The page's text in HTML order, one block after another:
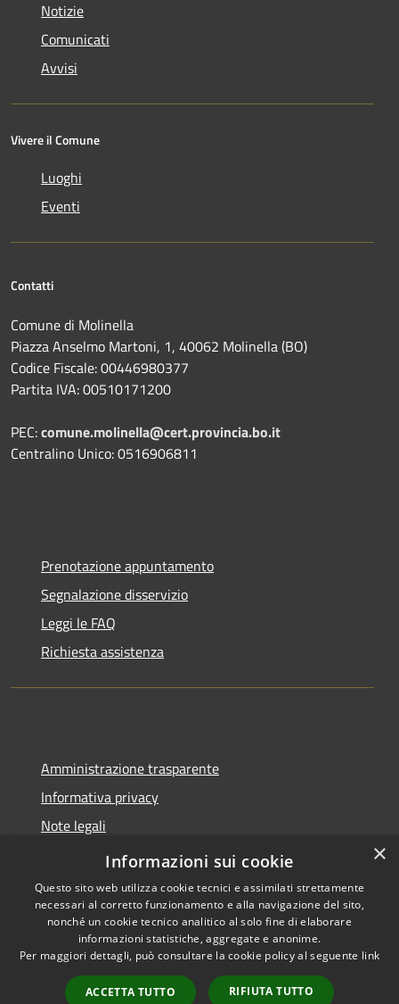
Notizie
Comunicati
Avvisi
Vivere il Comune
Luoghi
Eventi
Contatti
Comune di Molinella
Piazza Anselmo Martoni, 1, 40062 Molinella (BO)
Codice Fiscale: 00446980377
Partita IVA: 00510171200
PEC:comune.molinella@cert.provincia.bo.it
Centralino Unico: 0516906811
Prenotazione appuntamento
Segnalazione disservizio
Leggi le FAQ
Richiesta assistenza
Amministrazione trasparente
Informativa privacy
Note legali
Dichiarazione di accessibilità
Accessibilità
Copyright © 2026 • Comune di
Molinella • Powered by
Municipium•
Accesso
×
Informazioni sui cookie
Questo sito web utilizza cookie tecnici e assimilati strettamente
necessari al corretto funzionamento e alla navigazione del sito,
nonché un cookie tecnico analitico al solo fine di elaborare
informazioni statistiche, aggregate e anonime.
Per maggiori dettagli, può consultare la cookie policy al seguente link
ACCETTA TUTTO RIFIUTA TUTTO